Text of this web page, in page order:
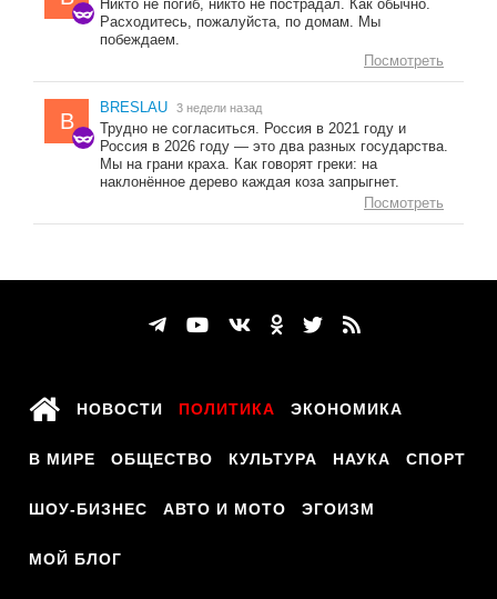
Никто не погиб, никто не пострадал. Как обычно.
Расходитесь, пожалуйста, по домам. Мы
побеждаем.
Посмотреть
B
BRESLAU 3 недели назад
Трудно не согласиться. Россия в 2021 году и
Россия в 2026 году — это два разных государства.
Мы на грани краха. Как говорят греки: на
наклонённое дерево каждая коза запрыгнет.
Посмотреть
НОВОСТИ ПОЛИТИКА ЭКОНОМИКА
В МИРЕ ОБЩЕСТВО КУЛЬТУРА НАУКА СПОРТ
ШОУ-БИЗНЕС АВТО И МОТО ЭГОИЗМ
МОЙ БЛОГ